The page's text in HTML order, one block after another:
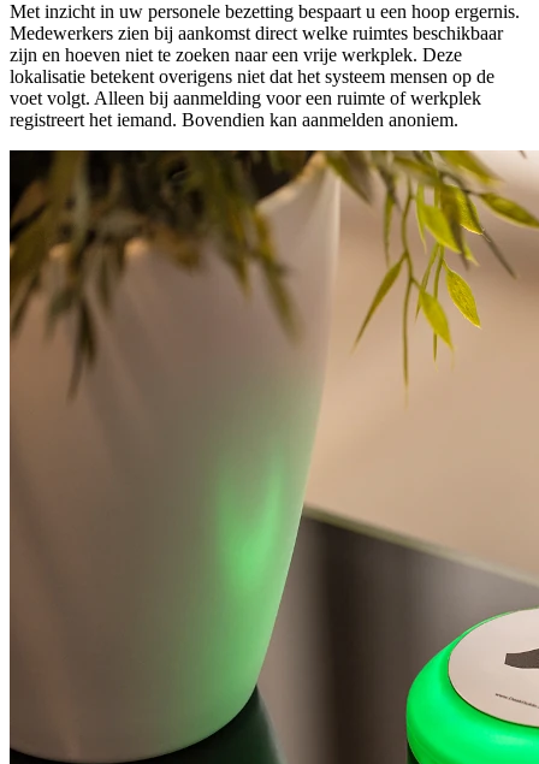
Met inzicht in uw personele bezetting bespaart u een hoop ergernis.
Medewerkers zien bij aankomst direct welke ruimtes beschikbaar
zijn en hoeven niet te zoeken naar een vrije werkplek. Deze
lokalisatie betekent overigens niet dat het systeem mensen op de
voet volgt. Alleen bij aanmelding voor een ruimte of werkplek
registreert het iemand. Bovendien kan aanmelden anoniem.